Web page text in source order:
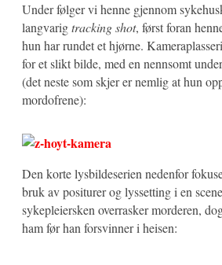
Under følger vi henne gjennom
langvarigtracking shot, først foran
hun har rundet et hjørne.
for et slikt bilde, med en nennsomt
(det neste som skjer er nemlig at hun
mordofrene):
Den korte lysbildeserien nedenfor
bruk av positurer og lyssetting i en
sykepleiersken overrasker morderen,
ham før han forsvinner i heisen: